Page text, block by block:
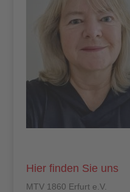
Hier finden Sie uns
MTV 1860 Erfurt e.V.